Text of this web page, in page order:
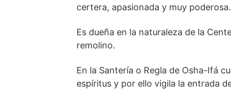
certera, apasionada y muy poderosa.
Es dueña en la naturaleza de la
remolino.
En la Santería o Regla de Osha-Ifá
espíritus y por ello vigila la entrada